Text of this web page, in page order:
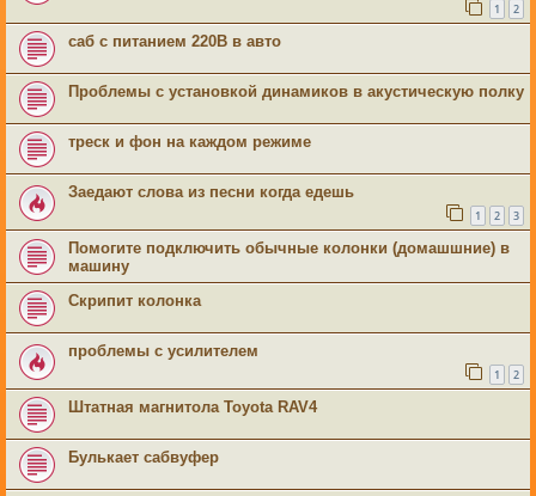
1 2
саб с питанием 220В в авто
Проблемы с установкой динамиков в акустическую полку
треск и фон на каждом режиме
Заедают слова из песни когда едешь
1 2 3
Помогите подключить обычные колонки (домашшние) в
машину
Скрипит колонка
проблемы с усилителем
1 2
Штатная магнитола Toyota RAV4
Булькает сабвуфер